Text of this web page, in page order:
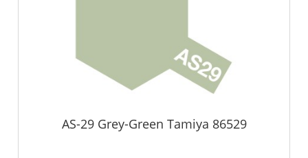
AS-29 Grey-Green Tamiya 86529